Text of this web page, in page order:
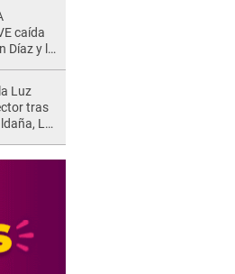
caída
Díaz y lo
Luz
tras
LO